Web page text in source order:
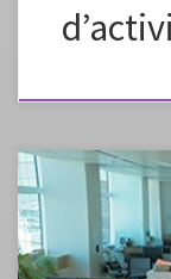
Fiche élaborée